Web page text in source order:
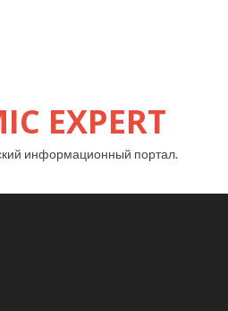
EXPERT
информационный портал.